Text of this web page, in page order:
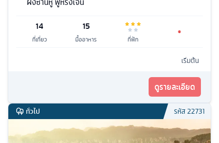
14
ที่เที่ยว
15
มื้ออาหาร ที่พัก
เริ่มต้น
ดูรายละเอียด
ทั่วไป รหัส22731